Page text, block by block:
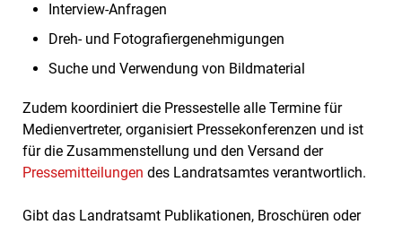
Interview-Anfragen
Dreh- und Fotografiergenehmigungen
Suche und Verwendung von Bildmaterial
Zudem koordiniert die Pressestelle alle Termine für
Medienvertreter, organisiert Pressekonferenzen und ist
für die Zusammenstellung und den Versand der
Pressemitteilungen des Landratsamtes verantwortlich.
Gibt das Landratsamt Publikationen, Broschüren oder